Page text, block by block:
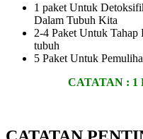
1 paket Untuk
Dalam Tubuh Kita
2-4 Paket Untuk Tahap
tubuh
5 Paket Untuk
CATATAN : 1